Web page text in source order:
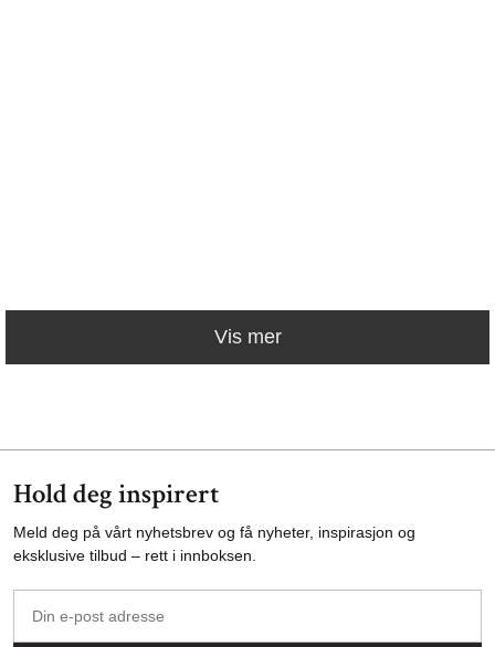
Vis mer
Hold deg inspirert
Meld deg på vårt nyhetsbrev og få nyheter, inspirasjon og
eksklusive tilbud – rett i innboksen.